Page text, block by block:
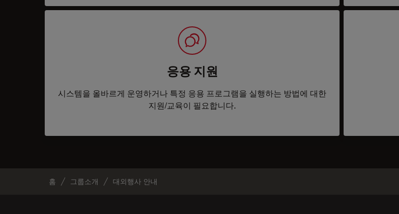
응용 지원
시스템을 올바르게 운영하거나 특정 응용 프로그램을 실행하는 방법에 대한
지원/교육이 필요합니다.
홈 그룹소개 대외행사 안내